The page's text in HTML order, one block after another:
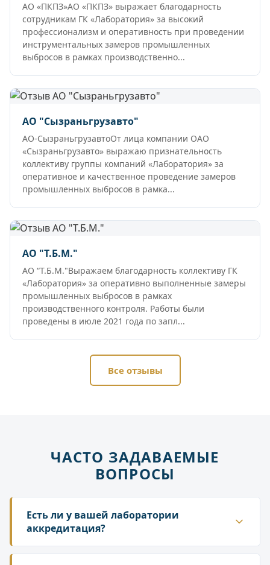
АО «ПКПЗ»АО «ПКПЗ» выражает благодарность
сотрудникам ГК «Лаборатория» за высокий
профессионализм и оперативность при проведении
инструментальных замеров промышленных
выбросов в рамках производственно...
АО "Сызраньгрузавто"
АО-СызраньгрузавтоОт лица компании ОАО
«Сызраньгрузавто» выражаю признательность
коллективу группы компаний «Лаборатория» за
оперативное и качественное проведение замеров
промышленных выбросов в рамка...
АО "Т.Б.М."
АО “Т.Б.М."Выражаем благодарность коллективу ГК
«Лаборатория» за оперативно выполненные замеры
промышленных выбросов в рамках
производственного контроля. Работы были
проведены в июле 2021 года по запл...
Все отзывы
ЧАСТО ЗАДАВАЕМЫЕ
ВОПРОСЫ
Есть ли у вашей лаборатории
аккредитация?
Да. ГК «Лаборатория» аккредитована в